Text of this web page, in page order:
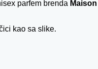
parfem brenda
kao sa slike.